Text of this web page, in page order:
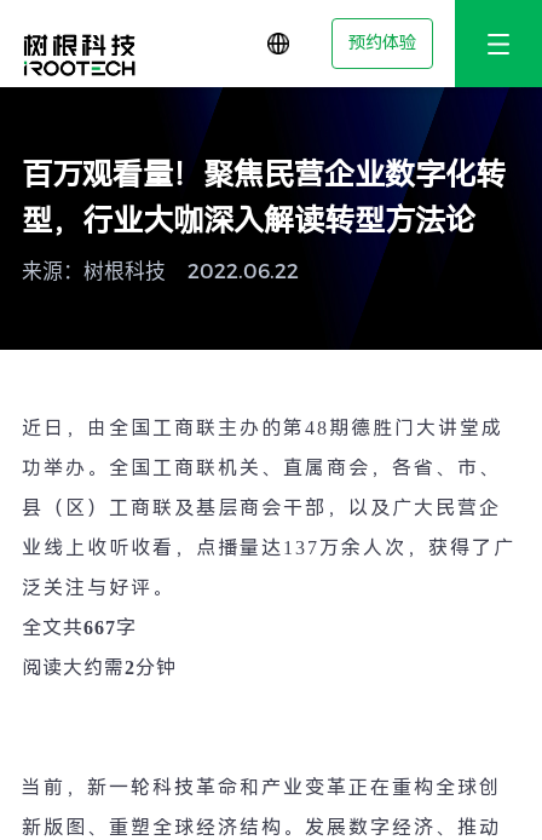
预约体验
百万观看量！聚焦民营企业数字化转
型，行业大咖深入解读转型方法论
来源：树根科技 2022.06.22
近日，由全国工商联主办的第48期德胜门大讲堂成
功举办。全国工商联机关、直属商会，各省、市、
县（区）工商联及基层商会干部，以及广大民营企
业线上收听收看，点播量达137万余人次，获得了广
泛关注与好评。
全文共667字
阅读大约需2分钟
当前，新一轮科技革命和产业变革正在重构全球创
新版图、重塑全球经济结构。发展数字经济、推动